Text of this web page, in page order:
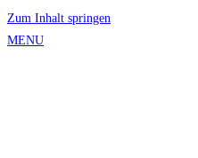
Zum Inhalt springen
MENU